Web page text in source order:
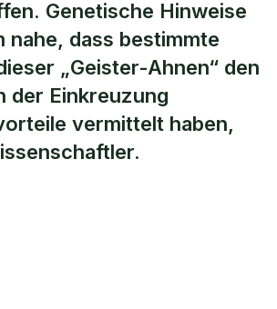
Genetische Hinweise
nahe, dass bestimmte
„Geister-Ahnen“ den
der Einkreuzung
vermittelt haben,